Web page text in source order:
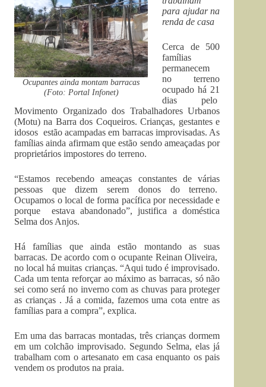
Ocupantes ainda montam barracas
(Foto: Portal Infonet)
para ajudar na
renda de casa
Cerca de 500
famílias
permanecem
no terreno
ocupado há 21
dias pelo
Movimento Organizado dos Trabalhadores Urbanos
(Motu) na Barra dos Coqueiros. Crianças, gestantes e
idosos estão acampadas em barracas improvisadas. As
famílias ainda afirmam que estão sendo ameaçadas por
proprietários impostores do terreno.
“Estamos recebendo ameaças constantes de várias
pessoas que dizem serem donos do terreno.
Ocupamos o local de forma pacífica por necessidade e
porque estava abandonado”, justifica a doméstica
Selma dos Anjos.
Há famílias que ainda estão montando as suas
barracas. De acordo com o ocupante Reinan Oliveira,
no local há muitas crianças. “Aqui tudo é improvisado.
Cada um tenta reforçar ao máximo as barracas, só não
sei como será no inverno com as chuvas para proteger
as crianças . Já a comida, fazemos uma cota entre as
famílias para a compra”, explica.
Em uma das barracas montadas, três crianças dormem
em um colchão improvisado. Segundo Selma, elas já
trabalham com o artesanato em casa enquanto os pais
vendem os produtos na praia.